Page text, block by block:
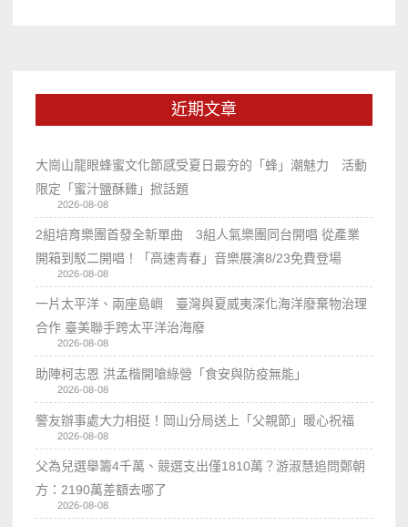
近期文章
大崗山龍眼蜂蜜文化節感受夏日最夯的「蜂」潮魅力 活動
限定「蜜汁鹽酥雞」掀話題
2026-08-08
2組培育樂團首發全新單曲 3組人氣樂團同台開唱 從產業
開箱到駁二開唱！「高速青春」音樂展演8/23免費登場
2026-08-08
一片太平洋、兩座島嶼 臺灣與夏威夷深化海洋廢棄物治理
合作 臺美聯手跨太平洋治海廢
2026-08-08
助陣柯志恩 洪孟楷開嗆綠營「食安與防疫無能」
2026-08-08
警友辦事處大力相挺！岡山分局送上「父親節」暖心祝福
2026-08-08
父為兒選舉籌4千萬、競選支出僅1810萬？游淑慧追問鄭朝
方：2190萬差額去哪了
2026-08-08